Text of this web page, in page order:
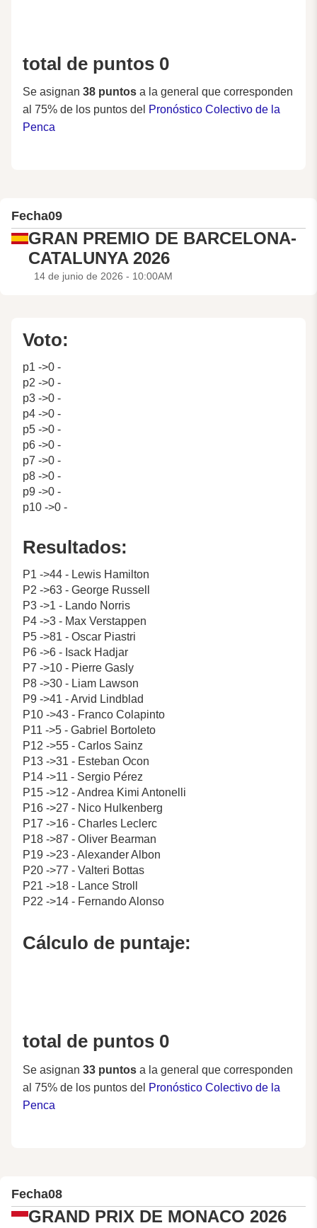
total de puntos 0
Se asignan 38 puntos a la general que corresponden
al 75% de los puntos del Pronóstico Colectivo de la
Penca
Fecha09
GRAN PREMIO DE BARCELONA-
CATALUNYA 2026
14 de junio de 2026 - 10:00AM
Voto:
p1 ->0 -
p2 ->0 -
p3 ->0 -
p4 ->0 -
p5 ->0 -
p6 ->0 -
p7 ->0 -
p8 ->0 -
p9 ->0 -
p10 ->0 -
Resultados:
P1 ->44 - Lewis Hamilton
P2 ->63 - George Russell
P3 ->1 - Lando Norris
P4 ->3 - Max Verstappen
P5 ->81 - Oscar Piastri
P6 ->6 - Isack Hadjar
P7 ->10 - Pierre Gasly
P8 ->30 - Liam Lawson
P9 ->41 - Arvid Lindblad
P10 ->43 - Franco Colapinto
P11 ->5 - Gabriel Bortoleto
P12 ->55 - Carlos Sainz
P13 ->31 - Esteban Ocon
P14 ->11 - Sergio Pérez
P15 ->12 - Andrea Kimi Antonelli
P16 ->27 - Nico Hulkenberg
P17 ->16 - Charles Leclerc
P18 ->87 - Oliver Bearman
P19 ->23 - Alexander Albon
P20 ->77 - Valteri Bottas
P21 ->18 - Lance Stroll
P22 ->14 - Fernando Alonso
Cálculo de puntaje:
total de puntos 0
Se asignan 33 puntos a la general que corresponden
al 75% de los puntos del Pronóstico Colectivo de la
Penca
Fecha08
GRAND PRIX DE MONACO 2026